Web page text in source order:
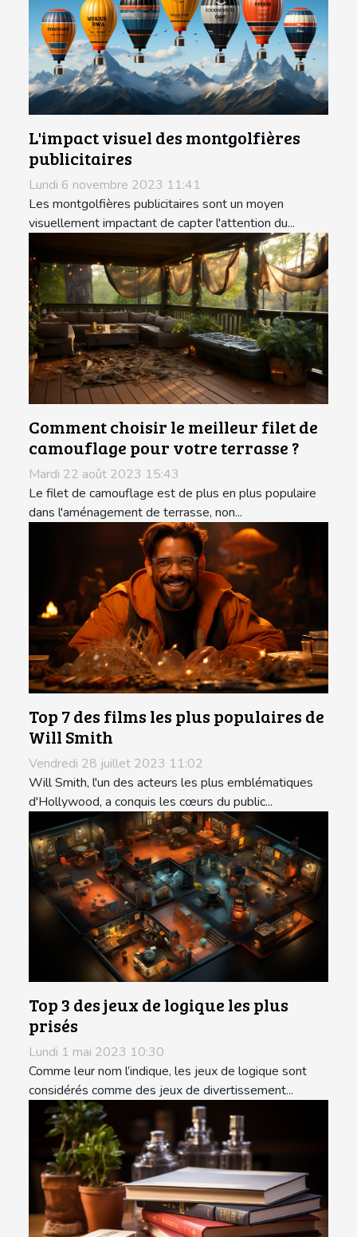
L'impact visuel des montgolfières
publicitaires
Lundi 6 novembre 2023 11:41
Les montgolfières publicitaires sont un moyen
visuellement impactant de capter l'attention du...
Comment choisir le meilleur filet de
camouflage pour votre terrasse ?
Mardi 22 août 2023 15:43
Le filet de camouflage est de plus en plus populaire
dans l'aménagement de terrasse, non...
Top 7 des films les plus populaires de
Will Smith
Vendredi 28 juillet 2023 11:02
Will Smith, l'un des acteurs les plus emblématiques
d'Hollywood, a conquis les cœurs du public...
Top 3 des jeux de logique les plus
prisés
Lundi 1 mai 2023 10:30
Comme leur nom l’indique, les jeux de logique sont
considérés comme des jeux de divertissement...